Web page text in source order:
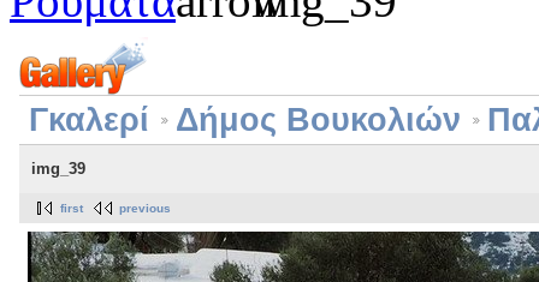
Γκαλερί Δήμος Βουκολιών
img_39
first previous